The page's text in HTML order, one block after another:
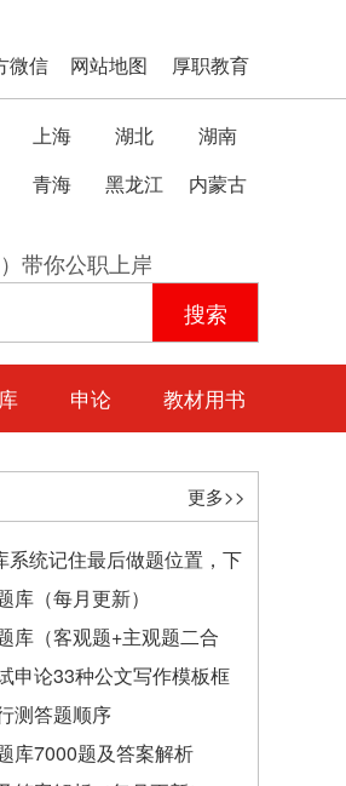
微信 网站地图 厚职教育
上海 湖北
湖南
青海 黑龙江 内蒙古
带你公职上岸
申论 教材用书
更多>>
系统记住最后做题位置，下
？（每月更新）
库（客观题+主观题二合
申论33种公文写作模板框
测答题顺序
库7000题及答案解析